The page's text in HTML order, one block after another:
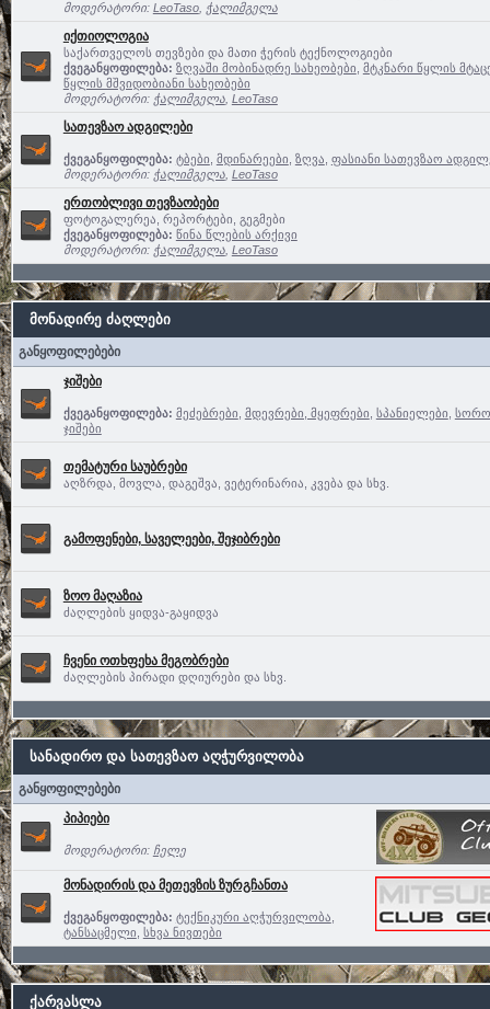
მოდერატორი: LeoTaso, ჭალიმგელა
იქთიოლოგია
საქართველოს თევზები და მათი ჭერის ტექნოლოგიები
ქვეგანყოფილება: ზღვაში მობინადრე სახეობები მტკნარი წყლის
წყლის მშვიდობიანი სახეობები
მოდერატორი: ჭალიმგელა, LeoTaso
სათევზაო ადგილები
ქვეგანყოფილება: ტბები მდინარეები ზღვა ფასიანი სათევზაო
მოდერატორი: ჭალიმგელა, LeoTaso
ერთობლივი თევზაობები
ფოტოგალერეა, რეპორტები, გეგმები
ქვეგანყოფილება: წინა წლების არქივი
მოდერატორი: ჭალიმგელა, LeoTaso
მონადირე ძაღლები
განყოფილებები
ჯიშები
ქვეგანყოფილება: მეძებრები მდევრები, მყეფრები სპანიელები
ჯიშები
თემატური საუბრები
აღზრდა, მოვლა, დაგეშვა, ვეტერინარია, კვება და სხვ.
გამოფენები, საველეები, შეჯიბრები
ზოო მაღაზია
ძაღლების ყიდვა-გაყიდვა
ჩვენი ოთხფეხა მეგობრები
ძაღლების პირადი დღიურები და სხვ.
სანადირო და სათევზაო აღჭურვილობა
განყოფილებები
პიპიები
მოდერატორი: ჩელე
მონადირის და მეთევზის ზურგჩანთა
ქვეგანყოფილება: ტექნიკური აღჭურვილობა
ტანსაცმელი სხვა ნივთები
ქარვასლა